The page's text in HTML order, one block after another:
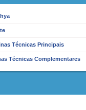
Técnicas Principais
Técnicas Complementares